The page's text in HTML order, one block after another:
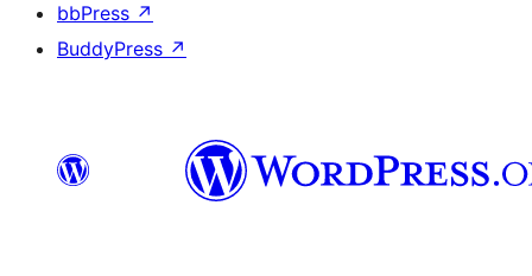
bbPress ↗
BuddyPress ↗